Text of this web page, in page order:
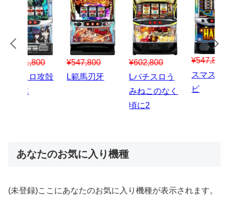
¥547,800
スマスロハナ
¥150,000
スマスロ秘宝
¥1,867,800
Lパチスロ 炎
炎ノ消防隊2
あなたのお気に入り機種
(未登録)ここにあなたのお気に入り機種が表示されます。